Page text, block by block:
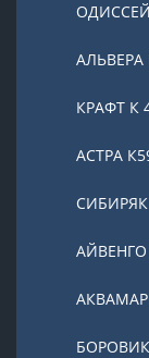
КРАФТ К
АСТРА